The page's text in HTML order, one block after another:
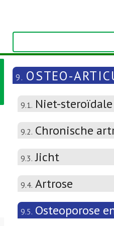
9. OSTEO-
9.1. Niet-
9.2. Chronische
9.3. Jicht
9.4. Artrose
9.5. Osteoporose